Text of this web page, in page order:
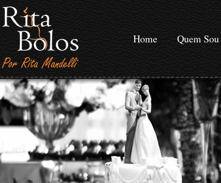
Home Quem Sou